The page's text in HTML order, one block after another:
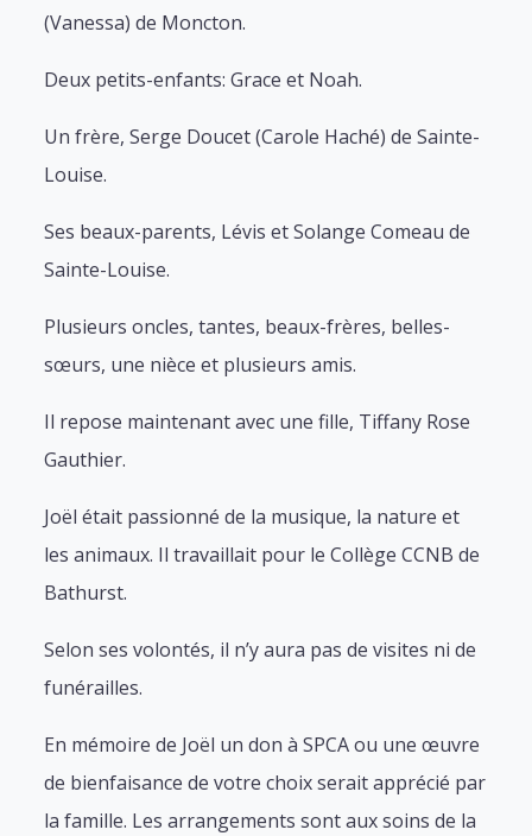
(Vanessa) de Moncton.
Deux petits-enfants: Grace et Noah.
Un frère, Serge Doucet (Carole Haché) de Sainte-
Louise.
Ses beaux-parents, Lévis et Solange Comeau de
Sainte-Louise.
Plusieurs oncles, tantes, beaux-frères, belles-
sœurs, une nièce et plusieurs amis.
Il repose maintenant avec une fille, Tiffany Rose
Gauthier.
Joël était passionné de la musique, la nature et
les animaux. Il travaillait pour le Collège CCNB de
Bathurst.
Selon ses volontés, il n’y aura pas de visites ni de
funérailles.
En mémoire de Joël un don à SPCA ou une œuvre
de bienfaisance de votre choix serait apprécié par
la famille. Les arrangements sont aux soins de la